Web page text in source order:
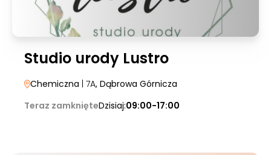
Studio urody Lustro
Chemiczna | 7A, Dąbrowa Górnicza
Teraz zamknięteDzisiaj:09:00-17:00